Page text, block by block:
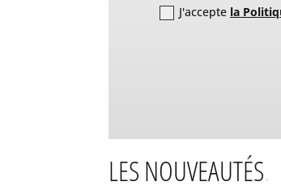
J'accepte la
LES NOUVEAUTÉS